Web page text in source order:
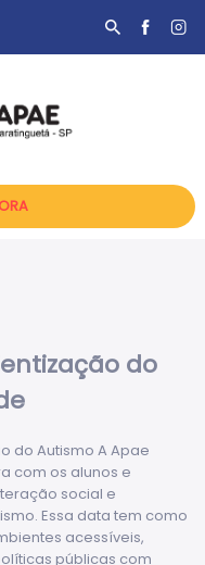
do
do Autismo A Apae
com os alunos e
social e
Essa data tem como
acessíveis,
públicas com